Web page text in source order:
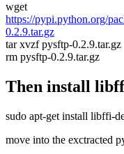
wget
https://pypi.python.org/
0.2.9.tar.gz
tar xvzf pysftp-0.2.9.tar.gz
rm pysftp-0.2.9.tar.gz
Then install
sudo apt-get install libffi-
move into the exctracted